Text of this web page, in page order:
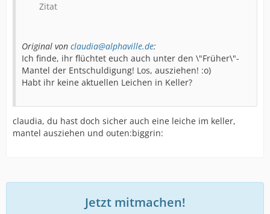
Zitat
Original von claudia@alphaville.de:
Ich finde, ihr flüchtet euch auch unter den \"Früher\"-
Mantel der Entschuldigung! Los, ausziehen! :o)
Habt ihr keine aktuellen Leichen in Keller?
claudia, du hast doch sicher auch eine leiche im keller,
mantel ausziehen und outen:biggrin:
Jetzt mitmachen!